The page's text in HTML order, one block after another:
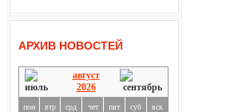
АРХИВ НОВОСТЕЙ
август
2026
пон втр срд чет пят суб вск